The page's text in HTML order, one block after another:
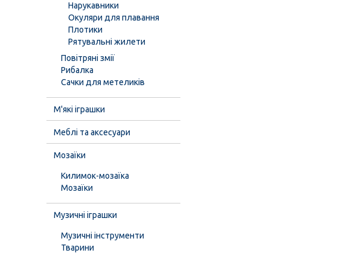
Нарукавники
Окуляри для плавання
Плотики
Рятувальні жилети
Повітряні змії
Рибалка
Сачки для метеликів
М'які іграшки
Меблі та аксесуари
Мозаїки
Килимок-мозаїка
Мозаїки
Музичні іграшки
Музичні інструменти
Тварини